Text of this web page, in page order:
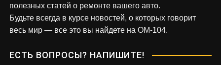
полезных статей о ремонте вашего авто.
Будьте всегда в курсе новостей, о которых говорит
весь мир — все это вы найдете на OM-104.
ЕСТЬ ВОПРОСЫ? НАПИШИТЕ!